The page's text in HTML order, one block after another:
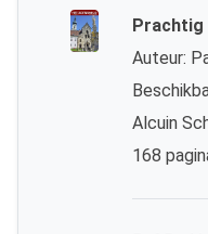
Prachtig
Auteur:
Alcuin
168